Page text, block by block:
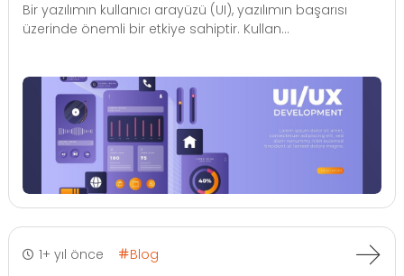
Bir yazılımın kullanıcı arayüzü (UI), yazılımın başarısı
üzerinde önemli bir etkiye sahiptir. Kullan...
1+ yıl önce Blog